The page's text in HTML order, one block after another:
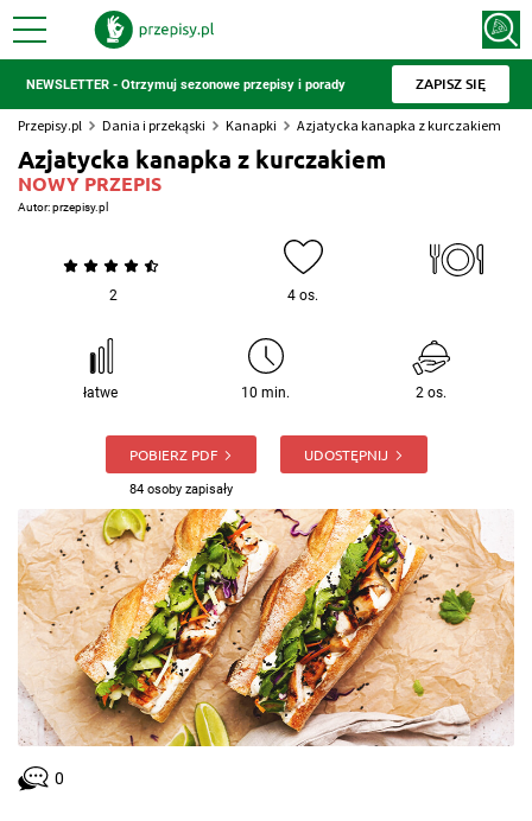
NEWSLETTER - Otrzymuj sezonowe przepisy i porady ZAPISZ SIĘ
Przepisy.pl Dania i przekąski Kanapki Azjatycka kanapka z kurczakiem
Azjatycka kanapka z kurczakiem
NOWY PRZEPIS
Autor:przepisy.pl
2 4 os.
łatwe 10 min. 2 os.
POBIERZ PDF
84 osoby zapisały
UDOSTĘPNIJ
0